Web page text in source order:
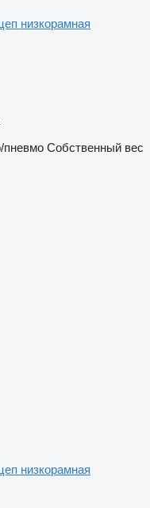
низкорамная
пневмо Собственный вес
низкорамная